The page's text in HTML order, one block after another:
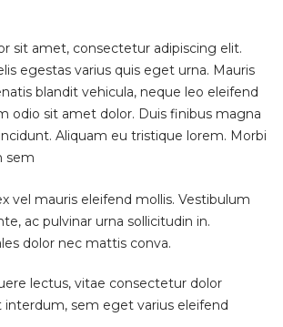
sit amet, consectetur adipiscing elit.
egestas varius quis eget urna. Mauris
blandit vehicula, neque leo eleifend
odio sit amet dolor. Duis finibus magna
Aliquam eu tristique lorem. Morbi
sem
vel mauris eleifend mollis. Vestibulum
ac pulvinar urna sollicitudin in.
dolor nec mattis conva.
lectus, vitae consectetur dolor
sem eget varius eleifend